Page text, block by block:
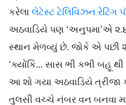
કરેલા લેટેસ્ટ ટેલિવિઝન રેટિંગ
અઠવાડિયે પણ ‘અનુપમા’એ
સ્થાન મેળવ્યું છે. જોકે એ પછી
‘ક્યોંકિ... સાસ ભી કભી બહૂ
આ શો ગયા અઠવાડિયે
તુલસી વચ્ચે નંબર વન બનવા